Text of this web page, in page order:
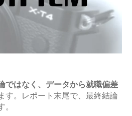
業
研
務？
ば
い？】”
ではなく、データから就職偏差
す。レポート末尾で、最終結論
。